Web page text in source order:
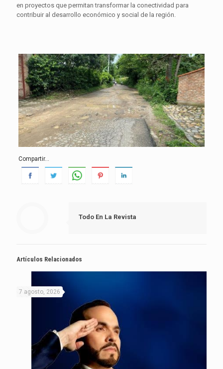
en proyectos que permitan transformar la conectividad para
contribuir al desarrollo económico y social de la región.
Compartir...
Todo En La Revista
Artículos Relacionados
7 agosto, 2026